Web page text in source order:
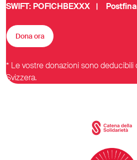
SWIFT: POFICHBEXXX |
Dona ora
* Le vostre donazioni sono deducibili
Svizzera.